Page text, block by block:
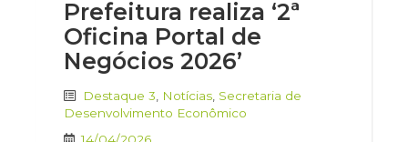
Prefeitura realiza ‘2ª
Oficina Portal de
Negócios 2026’
Destaque 3 Notícias Secretaria de
Desenvolvimento Econômico